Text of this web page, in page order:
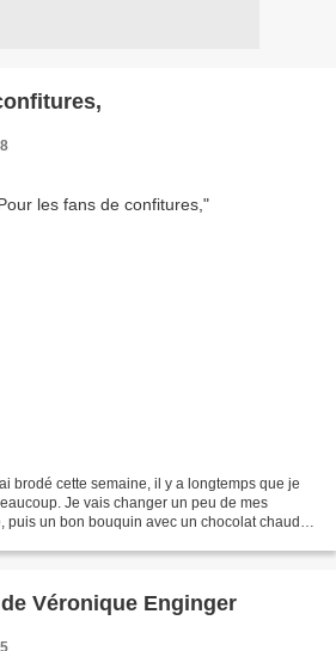
brodé cette semaine, il y a longtemps que je
Je vais changer un peu de mes
puis un bon bouquin avec un chocolat chaud .
Véronique Enginger